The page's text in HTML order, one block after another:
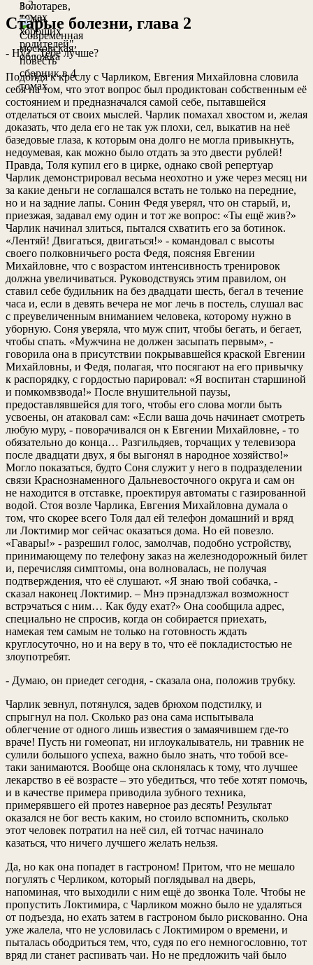
Старые болезни, глава 2
- Ну?.. Тебе лучше?
Подойдя к креслу с Чарликом, Евгения Михайловна словила
себя на том, что этот вопрос был продиктован собственным её
состоянием и предназначался самой себе, пытавшейся
отделаться от своих мыслей. Чарлик помахал хвостом и, желая
доказать, что дела его не так уж плохи, сел, выкатив на неё
базедовые глаза, к которым она долго не могла привыкнуть,
недоумевая, как можно было отдать за это двести рублей!
Правда, Толя купил его в цирке, однако свой репертуар
Чарлик демонстрировал весьма неохотно и уже через месяц ни
за какие деньги не соглашался встать не только на передние,
но и на задние лапы. Сонин Федя уверял, что он старый, и,
приезжая, задавал ему один и тот же вопрос: «Ты ещё жив?»
Чарлик начинал злиться, пытался схватить его за ботинок.
«Лентяй! Двигаться, двигаться!» - командовал с высоты
своего полковничьего роста Федя, поясняя Евгении
Михайловне, что с возрастом интенсивность тренировок
должна увеличиваться. Руководствуясь этим правилом, он
ставил себе будильник на без двадцати шесть, бегал в течение
часа и, если в девять вечера не мог лечь в постель, слушал вас
с преувеличенным вниманием человека, которому нужно в
уборную. Соня уверяла, что муж спит, чтобы бегать, и бегает,
чтобы спать. «Мужчина не должен засыпать первым», -
говорила она в присутствии покрывавшейся краской Евгении
Михайловны, и Федя, полагая, что посягают на его привычку
к распорядку, с гордостью парировал: «Я воспитан старшиной
и помкомвзвода!» После внушительной паузы,
предоставлявшейся для того, чтобы его слова могли быть
усвоены, он атаковал сам: «Если ваша дочь начинает смотреть
любую муру, - поворачивался он к Евгении Михайловне, - то
обязательно до конца… Разгильдяев, торчащих у телевизора
после двадцати двух, я бы выгонял в народное хозяйство!»
Могло показаться, будто Соня служит у него в подразделении
связи Краснознаменного Дальневосточного округа и сам он
не находится в отставке, проектируя автоматы с газированной
водой. Стоя возле Чарлика, Евгения Михайловна думала о
том, что скорее всего Толя дал ей телефон домашний и вряд
ли Локтимир мог сейчас оказаться дома. Но ей повезло.
«Гавары!» - разрешил голос, замолчав, подобно устройству,
принимающему по телефону заказ на железнодорожный билет
и, перечисляя симптомы, она волновалась, не получая
подтверждения, что её слушают. «Я знаю твой собачка, -
сказал наконец Локтимир. – Мнэ прэнадлзжал возможност
встрэчаться с ним… Как буду ехат?» Она сообщила адрес,
специально не спросив, когда он собирается приехать,
намекая тем самым не только на готовность ждать
круглосуточно, но и на веру в то, что её покладистостью не
злоупотребят.
- Думаю, он приедет сегодня, - сказала она, положив трубку.
Чарлик зевнул, потянулся, задев брюхом подстилку, и
спрыгнул на пол. Сколько раз она сама испытывала
облегчение от одного лишь известия о замаячившем где-то
враче! Пусть ни гомеопат, ни иглоукалыватель, ни травник не
сулили большого успеха, важно было знать, что тобой все-
таки занимаются. Вообще она склонялась к тому, что лучшее
лекарство в её возрасте – это убедиться, что тебе хотят помочь,
и в качестве примера приводила зубного техника,
примерявшего ей протез наверное раз десять! Результат
оказался не бог весть каким, но стоило вспомнить, сколько
этот человек потратил на неё сил, ей тотчас начинало
казаться, что ничего лучшего желать нельзя.
Да, но как она попадет в гастроном! Притом, что не мешало
погулять с Черликом, который поглядывал на дверь,
напоминая, что выходили с ним ещё до звонка Толе. Чтобы не
пропустить Локтимира, с Чарликом можно было не удаляться
от подъезда, но ехать затем в гастроном было рискованно. Она
уже жалела, что не условилась с Локтимиром о времени, и
пыталась ободриться тем, что, судя по его немногословню, тот
вряд ли станет распивать чаи. Но не предложить чай было